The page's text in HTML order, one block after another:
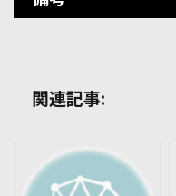
関連記事: